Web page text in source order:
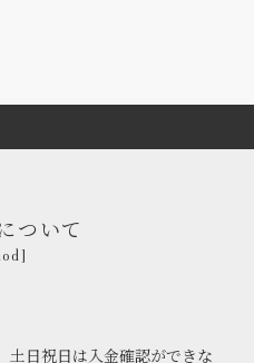
ついて
土日祝日は入金確認ができな